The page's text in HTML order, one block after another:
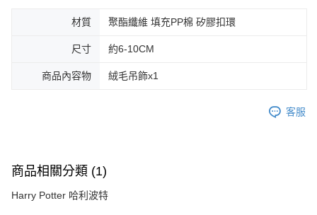
材質 聚酯纖維 填充PP棉 矽膠扣環
尺寸 約6-10CM
商品內容物 絨毛吊飾x1
客服
商品相關分類 (1)
Harry Potter 哈利波特